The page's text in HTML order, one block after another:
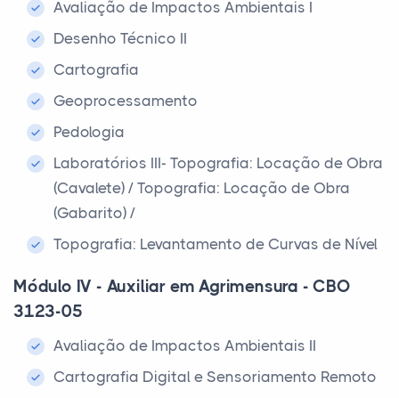
Avaliação de Impactos Ambientais I
Desenho Técnico II
Cartografia
Geoprocessamento
Pedologia
Laboratórios III- Topografia: Locação de Obra
(Cavalete) / Topografia: Locação de Obra
(Gabarito) /
Topografia: Levantamento de Curvas de Nível
Módulo IV - Auxiliar em Agrimensura - CBO
3123-05
Avaliação de Impactos Ambientais II
Cartografia Digital e Sensoriamento Remoto